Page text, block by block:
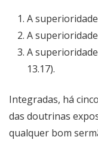
A
A
A
13.17).
Integradas, há
das doutrinas
qualquer bom